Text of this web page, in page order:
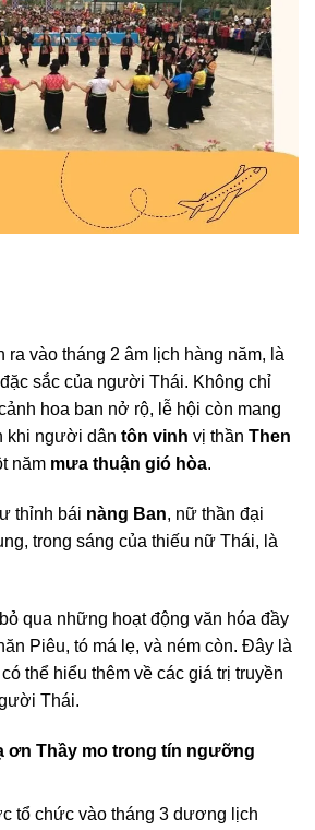
ra vào tháng 2 âm lịch hàng năm, là
sắc của người Thái. Không chỉ
hoa ban nở rộ, lễ hội còn mang
khi người dân tôn vinh vị thần Then
năm mưa thuận gió hòa.
thỉnh bái nàng Ban, nữ thần đại
trong sáng của thiếu nữ Thái, là
qua những hoạt động văn hóa đầy
Piêu, tó má lẹ, và ném còn. Đây là
thể hiểu thêm về các giá trị truyền
Thái.
ơn Thầy mo trong tín ngưỡng
tổ chức vào tháng 3 dương lịch